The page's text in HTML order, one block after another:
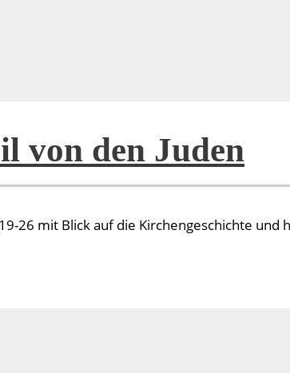
von den Juden
26 mit Blick auf die Kirchengeschichte und